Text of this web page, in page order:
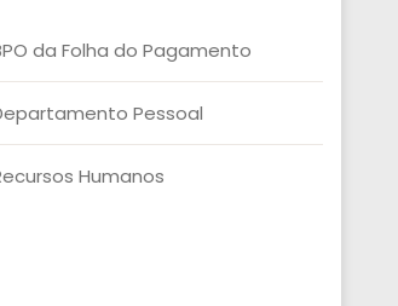
da Folha do Pagamento
Pessoal
Humanos